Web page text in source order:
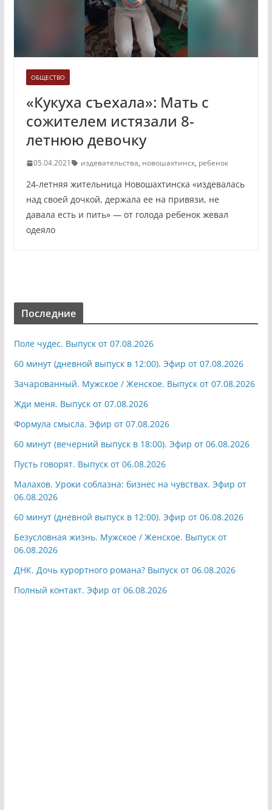
ОБЩЕСТВО
«Кукуха съехала»: Мать с
сожителем истязали 8-
летнюю девочку
05.04.2021 издевательства, новошахтинск, ребенок
24-летняя жительница Новошахтинска «издевалась
над своей дочкой, держала ее на привязи, не
давала есть и пить» — от голода ребенок жевал
одеяло
Последние
Поле чудес. Выпуск от 07.08.2026
60 минут (дневной выпуск в 12:00). Эфир от 07.08.2026
Зачарованный. Мужское / Женское. Выпуск от 07.08.2026
Жди меня. Выпуск от 07.08.2026
Формула смысла. Эфир от 07.08.2026
60 минут (вечерний выпуск в 18:00). Эфир от 06.08.2026
Пусть говорят. Выпуск от 06.08.2026
Малахов. Уроки соблазна: бизнес на чувствах. Эфир от
06.08.2026
60 минут (дневной выпуск в 12:00). Эфир от 06.08.2026
Безусловная жизнь. Мужское / Женское. Выпуск от
06.08.2026
ДНК. Дочь курортного романа? Выпуск от 06.08.2026
Полный контакт. Эфир от 06.08.2026